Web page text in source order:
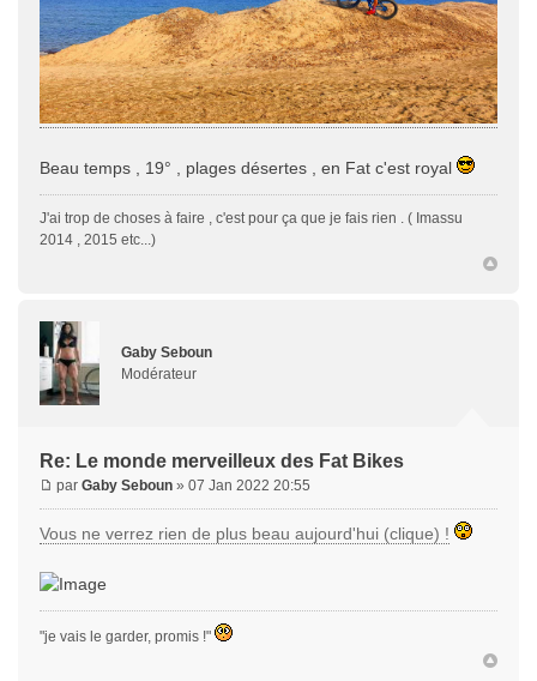
Beau temps , 19° , plages désertes , en Fat c'est royal
J'ai trop de choses à faire , c'est pour ça que je fais rien . ( Imassu
2014 , 2015 etc...)
Gaby Seboun
Modérateur
Re: Le monde merveilleux des Fat Bikes
par Gaby Seboun » 07 Jan 2022 20:55
Vous ne verrez rien de plus beau aujourd'hui (clique) !
"je vais le garder, promis !"